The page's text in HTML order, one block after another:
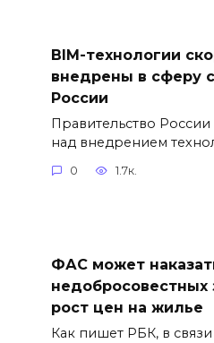
BIM-технологии
внедрены в сферу
России
Правительство России
над внедрением
0 1.7к.
ФАС может
недобросовестных
рост цен на жилье
Как пишет РБК, в